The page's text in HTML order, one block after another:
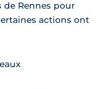
de Rennes pour
actions ont